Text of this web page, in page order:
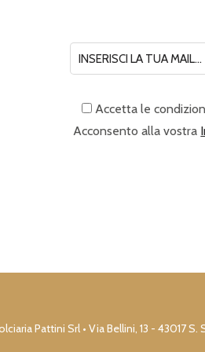
Accetta le
Acconsento alla vostra
Pattini Srl • Via Bellini, 13 - 43017